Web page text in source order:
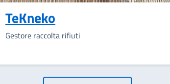
TeKneko
Gestore raccolta rifiuti